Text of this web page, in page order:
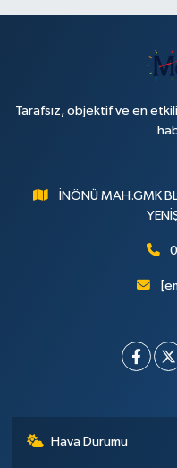
Tarafsız, objektif ve en
İNÖNÜ MAH.GMK
Hava Durumu